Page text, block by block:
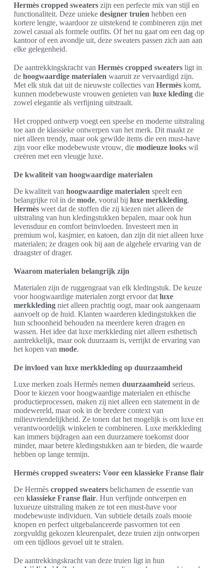
Hermès cropped sweaters zijn een perfecte mix van stijl en
functionaliteit. Deze unieke designer truien hebben een
kortere lengte, waardoor ze uitstekend te combineren zijn met
zowel casual als formele outfits. Of het nu gaat om een dag op
kantoor of een avondje uit, deze sweaters passen zich aan aan
elke gelegenheid.
De aantrekkingskracht van Hermès cropped sweaters ligt in
de hoogwaardige materialen waaruit ze vervaardigd zijn.
Met elk stuk dat uit de nieuwste collecties van Hermès komt,
kunnen modebewuste vrouwen genieten van luxe kleding die
zowel elegantie als verfijning uitstraalt.
Het cropped ontwerp voegt een speelse en moderne uitstraling
toe aan de klassieke ontwerpen van het merk. Dit maakt ze
niet alleen trendy, maar ook gewilde items die een must-have
zijn voor elke modebewuste vrouw, die modieuze looks wil
creëren met een vleugje luxe.
De kwaliteit van hoogwaardige materialen
De kwaliteit van hoogwaardige materialen speelt een
belangrijke rol in de mode, vooral bij luxe merkkleding.
Hermès weet dat de stoffen die zij kiezen niet alleen de
uitstraling van hun kledingstukken bepalen, maar ook hun
levensduur en comfort beïnvloeden. Investeert men in
premium wol, kasjmier, en katoen, dan zijn dit niet alleen luxe
materialen; ze dragen ook bij aan de algehele ervaring van de
draagster of drager.
Waarom materialen belangrijk zijn
Materialen zijn de ruggengraat van elk kledingstuk. De keuze
voor hoogwaardige materialen zorgt ervoor dat luxe
merkkleding niet alleen prachtig oogt, maar ook aangenaam
aanvoelt op de huid. Klanten waarderen kledingstukken die
hun schoonheid behouden na meerdere keren dragen en
wassen. Het idee dat luxe merkkleding niet alleen esthetisch
aantrekkelijk, maar ook duurzaam is, verrijkt de ervaring van
het kopen van mode.
De invloed van luxe merkkleding op duurzaamheid
Luxe merken zoals Hermès nemen duurzaamheid serieus.
Door te kiezen voor hoogwaardige materialen en ethische
productieprocessen, maken zij niet alleen een statement in de
modewereld, maar ook in de bredere context van
milieuvriendelijkheid. Ze tonen dat het mogelijk is om luxe en
verantwoordelijk winkelen te combineren. Luxe merkkleding
kan immers bijdragen aan een duurzamere toekomst door
minder, maar betere kledingstukken aan te bieden, die waarde
hebben op lange termijn.
Hermès cropped sweaters: Voor een klassieke Franse flair
De Hermès cropped sweaters belichamen de essentie van
een klassieke Franse flair. Hun verfijnde ontwerpen en
luxueuze uitstraling maken ze tot een must-have voor
modebewuste individuen. Van subtiele details zoals mooie
knopen en perfect uitgebalanceerde pasvormen tot een
zorgvuldig gekozen kleurenpalet, deze truien zijn ontworpen
om een tijdloos gevoel uit te stralen.
De aantrekkingskracht van deze truien ligt in hun